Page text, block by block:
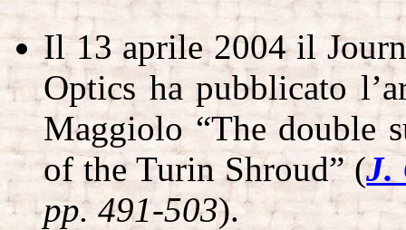
Il 13 aprile 2004 il
Optics ha pubblicato
Maggiolo “The double
of the Turin Shroud” (J.
pp. 491-503).